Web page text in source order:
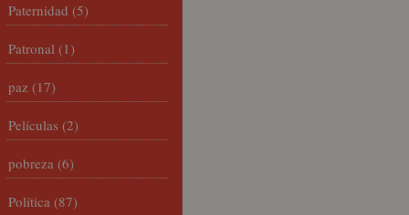
Paternidad (5)
Patronal (1)
paz (17)
Películas (2)
pobreza (6)
Política (87)